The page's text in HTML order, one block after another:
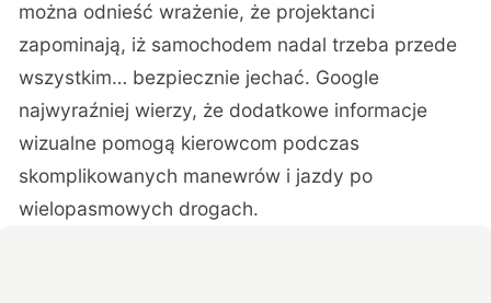
można odnieść wrażenie, że projektanci
zapominają, iż samochodem nadal trzeba przede
wszystkim… bezpiecznie jechać. Google
najwyraźniej wierzy, że dodatkowe informacje
wizualne pomogą kierowcom podczas
skomplikowanych manewrów i jazdy po
wielopasmowych drogach.